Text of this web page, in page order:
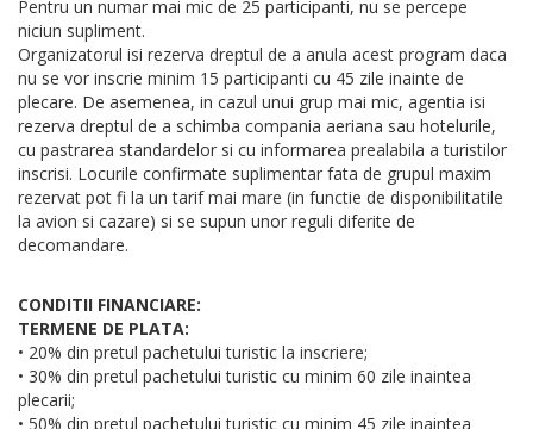
Pentru un numar mai mic de 25 participanti, nu se percepe
niciun supliment.
Organizatorul isi rezerva dreptul de a anula acest program daca
nu se vor inscrie minim 15 participanti cu 45 zile inainte de
plecare. De asemenea, in cazul unui grup mai mic, agentia isi
rezerva dreptul de a schimba compania aeriana sau hotelurile,
cu pastrarea standardelor si cu informarea prealabila a turistilor
inscrisi. Locurile confirmate suplimentar fata de grupul maxim
rezervat pot fi la un tarif mai mare (in functie de disponibilitatile
la avion si cazare) si se supun unor reguli diferite de
decomandare.
CONDITII FINANCIARE:
TERMENE DE PLATA:
• 20% din pretul pachetului turistic la inscriere;
• 30% din pretul pachetului turistic cu minim 60 zile inaintea
plecarii;
• 50% din pretul pachetului turistic cu minim 45 zile inaintea